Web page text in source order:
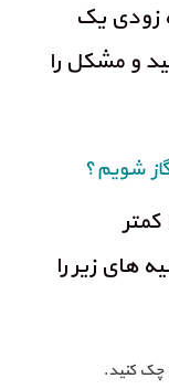
زودی یک
و مشکل را
شویم؟
کمتر
های زیر را
چک کنید.